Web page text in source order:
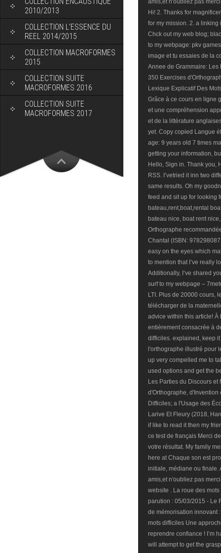
2010/2013
COLLECTION L’ESSENCE DU
REEL 2014/2015
COLLECTION MACROFORMES
2015
COLLECTION SUITE
MACROFORMES 2016
COLLECTION SUITE
MACROFORMES 2017